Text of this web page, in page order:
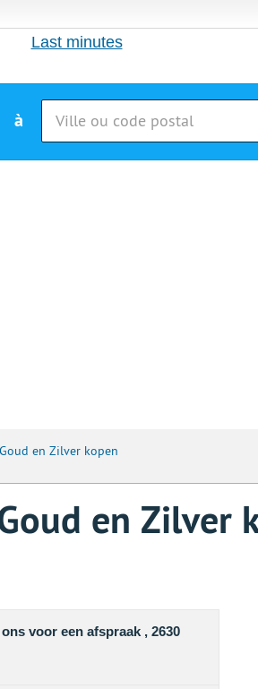
Last minutes
à
en Zilver kopen
en Zilver
voor een afspraak , 2630